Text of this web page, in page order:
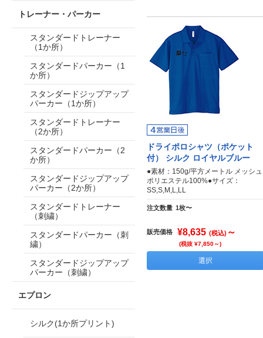
ドライポロシャツ（ポケット
付） シルク ロイヤルブルー
●素材：150g/平方メートル メッシュ
ポリエステル100%●サイズ：
SS,S,M,L,LL
注文数量 1枚〜
販売価格 ¥8,635 (税込) ～
(税抜 ¥7,850～)
選択
トレーナー・パーカー
スタンダードトレーナー
（1か所）
スタンダードパーカー（1
か所）
スタンダードジップアップ
パーカー（1か所）
スタンダードトレーナー
（2か所）
スタンダードパーカー（2
か所）
スタンダードジップアップ
パーカー（2か所）
スタンダードトレーナー
（刺繍）
スタンダードパーカー（刺
繍）
スタンダードジップアップ
パーカー（刺繍）
エプロン
シルク(1か所プリント)